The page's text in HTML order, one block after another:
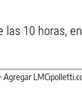
10 horas,
Agregar